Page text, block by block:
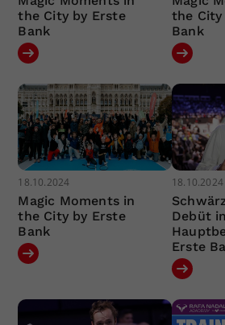
the City by Erste
Bank
the City
Bank
18.10.2024
Magic Moments in
the City by Erste
Bank
18.10.2024
Debüt
Erste